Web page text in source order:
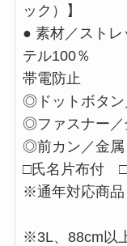
ック）】
● 素材／スト
テル100％
帯電防止
◎ドットボタン
◎ファスナー／
◎前カン／金属
□氏名片布付 □
※通年対応商品
※3L、88cm以